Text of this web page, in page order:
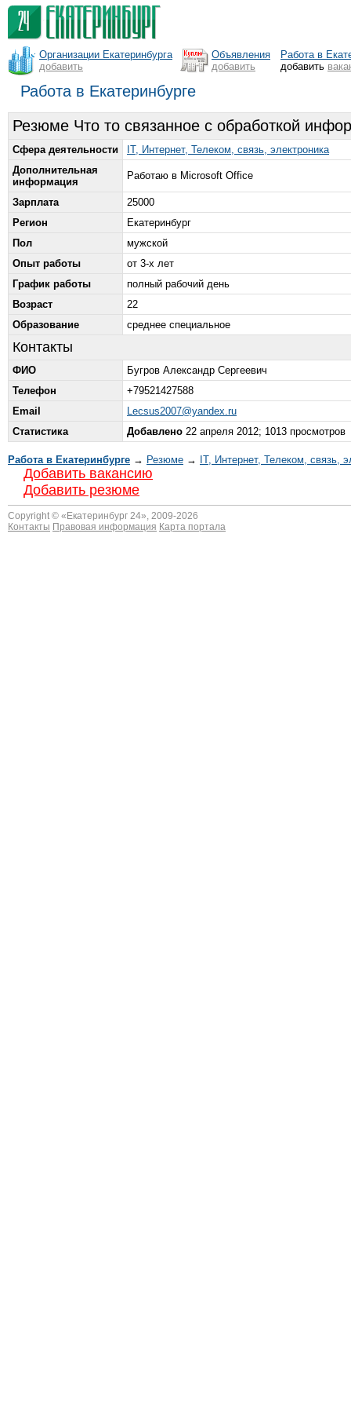
Организации Екатеринбурга
добавить
Объявления
добавить
Работа в
добавить
Работа в Екатеринбурге
Резюме Что то связанное с обработкой
Сфера деятельности
IT, Интернет, Телеком, связь, электроника
Дополнительная
информация
Работаю в Microsoft Office
Зарплата
25000
Регион
Екатеринбург
Пол
мужской
Опыт работы
от 3-х лет
График работы
полный рабочий день
Возраст
22
Образование
среднее специальное
Контакты
ФИО
Бугров Александр Сергеевич
Телефон
+79521427588
Email
Lecsus2007@yandex.ru
Статистика
Добавлено 22 апреля 2012; 1013 просмотров
Работа в Екатеринбурге → Резюме → IT, Интернет, Телеком, связь,
Добавить вакансию
Добавить резюме
Copyright © « Екатеринбург 24», 2009-2026
Контакты Правовая информация Карта портала